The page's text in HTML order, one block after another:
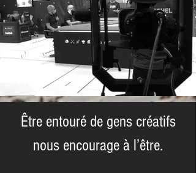
Être entouré de gens créatifs
nous encourage à l’être.